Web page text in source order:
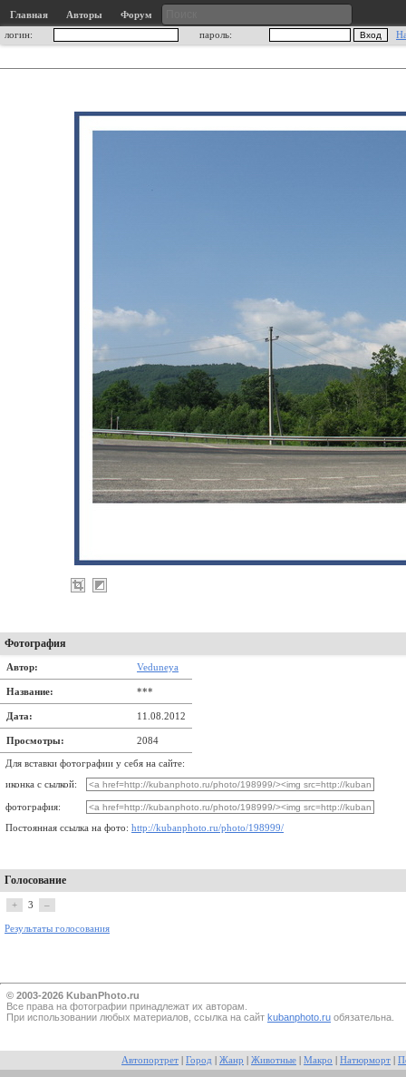
Главная Авторы
Форум
логин:
пароль:
Фотография
Автор: Veduneya
Название: ***
Дата: 11.08.2012
Просмотры: 2084
Для вставки фотографии у себя на сайте:
иконка с сылкой:
фотография:
Постоянная ссылка на фото: http://kubanphoto.ru/photo/198999/
Голосование
+ 3 –
Результаты голосования
© 2003-2026 KubanPhoto.ru
Все прaва на фотографии принадлежат их авторам.
При использовании любых материалов, ссылка на сайт kubanphoto.ru обязательна.
Автопортрет Город Жанр Животные Макро Натюрморт